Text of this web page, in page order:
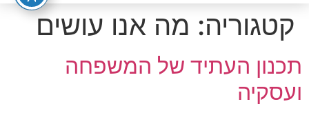
קטגוריה: מה אנו עושים
תכנון העתיד של המשפחה
ועסקיה